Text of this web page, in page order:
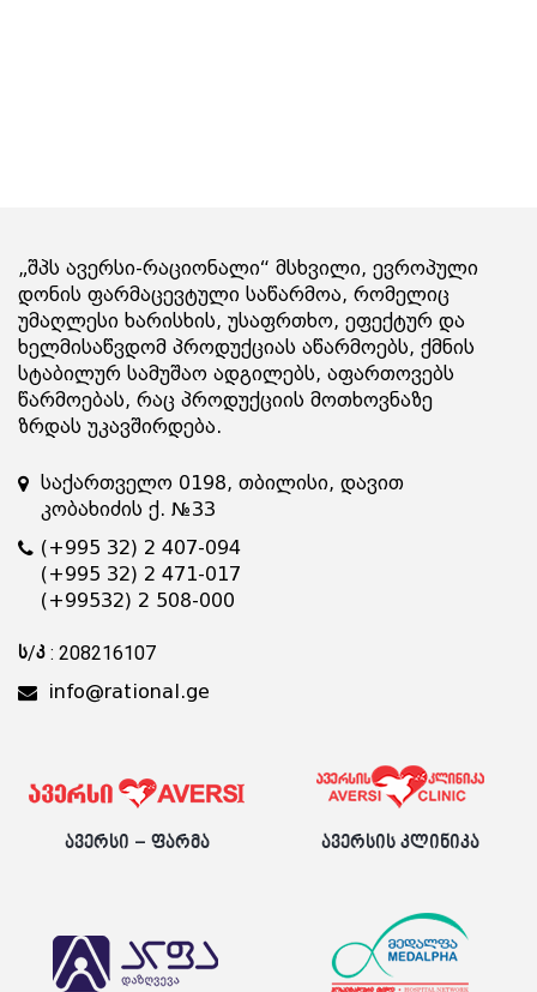
„შპს ავერსი-რაციონალი“ მსხვილი, ევროპული
დონის ფარმაცევტული საწარმოა, რომელიც
უმაღლესი ხარისხის, უსაფრთხო, ეფექტურ და
ხელმისაწვდომ პროდუქციას აწარმოებს, ქმნის
სტაბილურ სამუშაო ადგილებს, აფართოვებს
წარმოებას, რაც პროდუქციის მოთხოვნაზე
ზრდას უკავშირდება.
საქართველო 0198, თბილისი, დავით
კობახიძის ქ. №33
(+995 32) 2 407-094
(+995 32) 2 471-017
(+99532) 2 508-000
ს/კ : 208216107
info@rational.ge
ავერსი – ფარმა ავერსის კლინიკა